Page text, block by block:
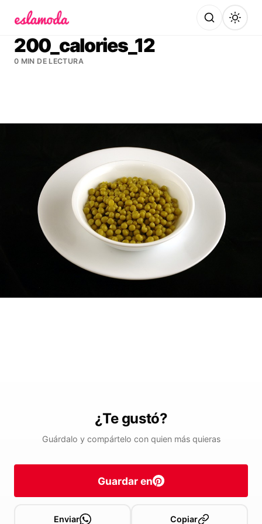
200_calories_12
0 MIN DE LECTURA
¿Te gustó?
Guárdalo y compártelo con quien más quieras
Guardar en
Enviar Copiar